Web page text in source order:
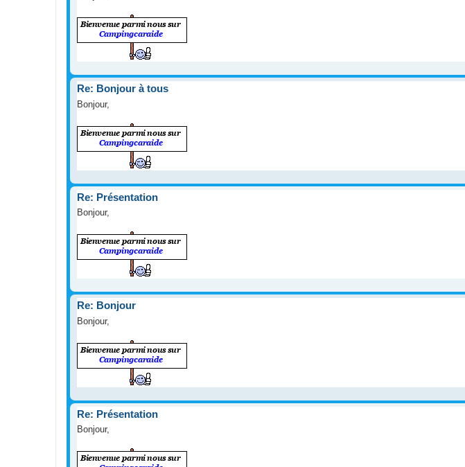
Re: Bonjour à tous
Bonjour,
Re: Présentation
Bonjour,
Re: Bonjour
Bonjour,
Re: Présentation
Bonjour,